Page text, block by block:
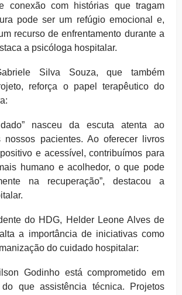
conexão com histórias que tragam
pode ser um refúgio emocional e,
recurso de enfrentamento durante a
a psicóloga hospitalar.
Silva Souza, que também
reforça o papel terapêutico do
nasceu da escuta atenta ao
nossos pacientes. Ao oferecer livros
e acessível, contribuímos para
humano e acolhedor, o que pode
na recuperação”, destacou a
do HDG, Helder Leone Alves de
a importância de iniciativas como
do cuidado hospitalar:
Godinho está comprometido em
que assistência técnica. Projetos